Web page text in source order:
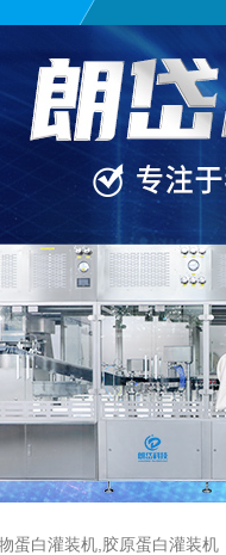
蛋白灌装机,胶原蛋白灌装机